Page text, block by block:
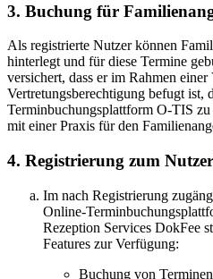
3. Buchung für
Als registrierte Nutzer können
hinterlegt und für diese Termine
versichert, dass er im Rahmen
Vertretungsberechtigung befugt ist,
Terminbuchungsplattform O-TIS
mit einer Praxis für den
4. Registrierung zum
Im nach Registrierung
Online-
Rezeption Services DokFee
Features zur Verfügung:
Buchung von